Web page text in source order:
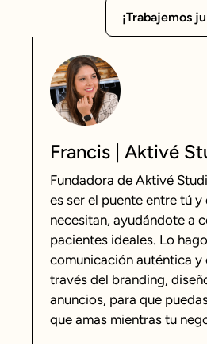
¡Trabajemos
Francis | Aktivé
Fundadora de Aktivé
es ser el puente entre tú y
necesitan, ayudándote a
pacientes ideales. Lo
comunicación auténtica y
través del branding,
anuncios, para que
que amas mientras tu